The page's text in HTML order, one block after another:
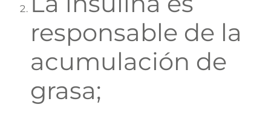
responsable de la
acumulación de
grasa;